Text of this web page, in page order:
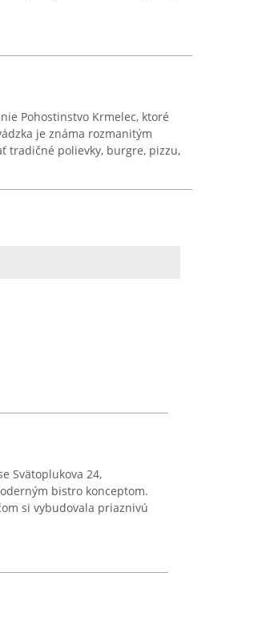
Pohostinstvo Krmelec, ktoré
je známa rozmanitým
tradičné polievky, burgre, pizzu,
Svätoplukova 24,
bistro konceptom.
si vybudovala priaznivú